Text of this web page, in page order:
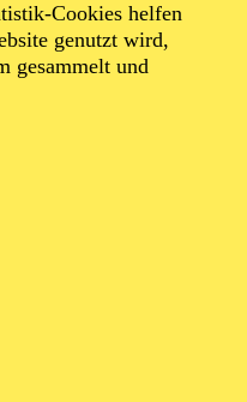
Cookies helfen
genutzt wird,
gesammelt und
School und setzte
Hightower“ fort.
und tanzte hier u. a. in
„Dornröschen“,